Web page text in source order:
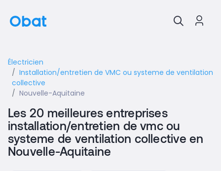
Électricien
Installation/entretien de VMC ou systeme de ventilation
collective
Nouvelle-Aquitaine
Les 20 meilleures entreprises
installation/entretien de vmc ou
systeme de ventilation collective en
Nouvelle-Aquitaine